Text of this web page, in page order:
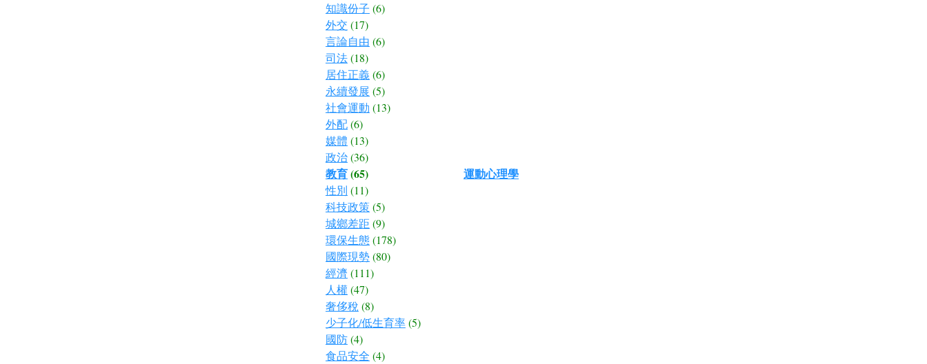
知識份子 (6)
外交 (17)
言論自由 (6)
司法(18)
居住正義(6)
永續發展 (5)
社會運動 (13)
外配(6)
媒體 (13)
政治(36)
教育(65)
性別 (11)
科技政策(5)
城鄉差距 (9)
環保生態(178)
國際現勢(80)
經濟 (111)
人權(47)
奢侈稅 (8)
少子化/低生育率(5)
國防(4)
食品安全 (4)
運動心理學